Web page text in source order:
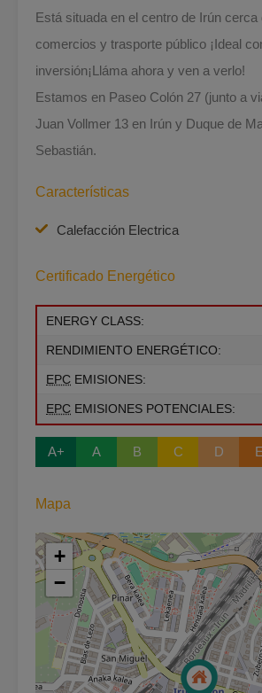
Está situada en el centro de Irún cerca
comercios y trasporte público ¡Ideal
inversión¡Lláma ahora y ven a verlo!
Estamos en Paseo Colón 27 (junto a
Juan Vollmer 13 en Irún y Duque de
Sebastián.
Características
Calefacción Electrica
Certificado Energético
ENERGY CLASS:
RENDIMIENTO ENERGÉTICO:
EPC EMISIONES:
EPC EMISIONES POTENCIALES:
A+ A B C D E
Mapa
+
−